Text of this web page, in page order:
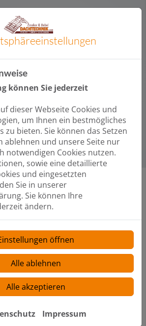
und Wohnkomfort
führen wir als vorgehängte,
aus. An den Außenwänden
dem die Luft zirkulieren kann und
Wärmedämmung bietet.
Energieeffizienz,
trockene Wände und sehr
im Bereich
Metallfassade
zu Design, Ausführung
und Materialien
können Sie jederzeit
dieser Webseite Cookies und
um Ihnen ein bestmögliches
zu bieten. Sie können das Setzen
ablehnen und unsere Seite nur
notwendigen Cookies nutzen.
sowie eine detaillierte
und eingesetzten
Sie in unserer
Sie können Ihre
ändern.
öffnen
Alle ablehnen
Alle akzeptieren
Impressum